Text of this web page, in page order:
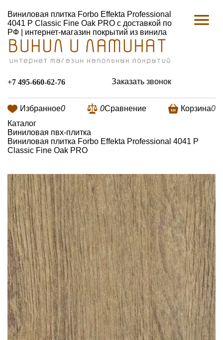
Виниловая плитка Forbo Effekta Professional
4041 P Classic Fine Oak PRO с доставкой по
РФ | интернет-магазин покрытий из винила
+7 495-660-62-76 Заказать звонок
Избранное0 0Сравнение Корзина0
Каталог
Виниловая пвх-плитка
Виниловая плитка Forbo Effekta Professional 4041 P
Classic Fine Oak PRO